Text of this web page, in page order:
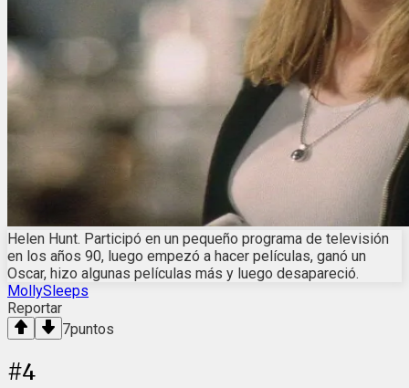
Helen Hunt. Participó en un pequeño programa de televisión
en los años 90, luego empezó a hacer películas, ganó un
Oscar, hizo algunas películas más y luego desapareció.
MollySleeps
Reportar
7puntos
#4